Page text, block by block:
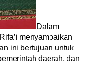
Dalam
menyampaikan
ini bertujuan untuk
daerah, dan